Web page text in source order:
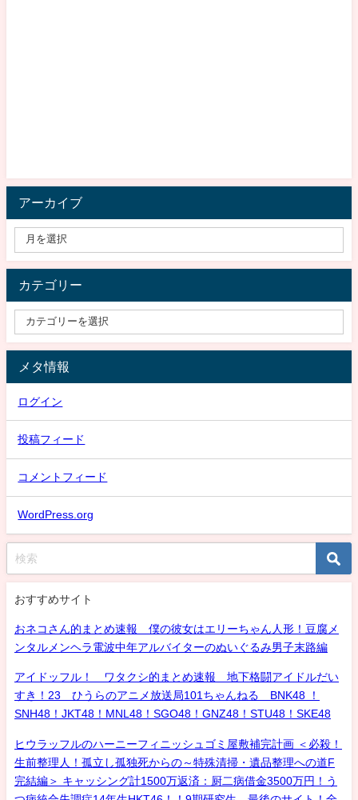
アーカイブ
カテゴリー
メタ情報
ログイン
投稿フィード
コメントフィード
WordPress.org
おすすめサイト
おネコさん的まとめ速報 僕の彼女はエリーちゃん人形！豆腐メ
ンタルメンヘラ電波中年アルバイターのぬいぐるみ男子末路編
アイドッフル！ ワタクシ的まとめ速報 地下格闘アイドルだい
すき！23 ひうらのアニメ放送局101ちゃんねる BNK48 ！
SNH48！JKT48！MNL48！SGO48！GNZ48！STU48！SKE48
ヒウラッフルのハーニーフィニッシュゴミ屋敷補完計画 ＜必殺！
生前整理人！孤立し孤独死からの～特殊清掃・遺品整理への道F
完結編＞ キャッシング計1500万返済：厨二病借金3500万円！う